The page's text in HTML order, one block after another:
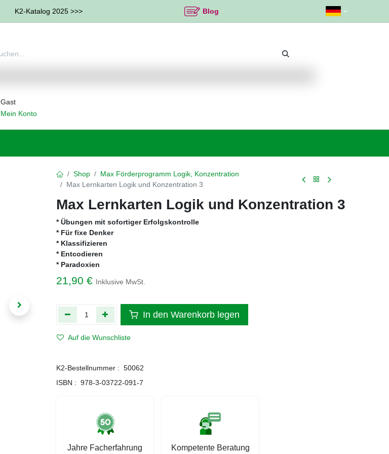
K2-Katalog 2025 >>> Blog
Gast
Mein Konto
Shop
Max Förderprogramm Logik, Konzentration
Max Lernkarten Logik und Konzentration 3
Max Lernkarten Logik und Konzentration 3
* Übungen mit sofortiger Erfolgskontrolle
* Für fixe Denker
* Klassifizieren
* Entcodieren
* Paradoxien
21,90 € Inklusive MwSt.
In den Warenkorb legen
Auf die Wunschliste
K2-Bestellnummer : 50062
ISBN : 978-3-03722-091-7
Jahre Facherfahrung Kompetente Beratung